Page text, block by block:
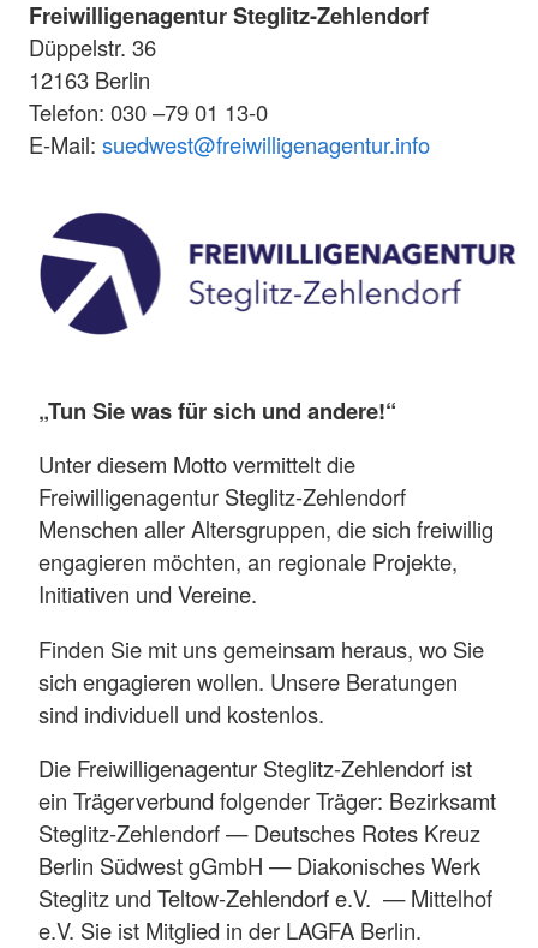
Freiwilligenagentur Steglitz-Zehlendorf
Düppelstr. 36
12163 Berlin
Telefon: 030 –79 01 13-0
E-Mail: suedwest@freiwilligenagentur.info
„Tun Sie was für sich und andere!“
Unter diesem Motto vermittelt die
Freiwilligenagentur Steglitz-Zehlendorf
Menschen aller Altersgruppen, die sich freiwillig
engagieren möchten, an regionale Projekte,
Initiativen und Vereine.
Finden Sie mit uns gemeinsam heraus, wo Sie
sich engagieren wollen. Unsere Beratungen
sind individuell und kostenlos.
Die Freiwilligenagentur Steglitz-Zehlendorf ist
ein Trägerverbund folgender Träger: Bezirksamt
Steglitz-Zehlendorf — Deutsches Rotes Kreuz
Berlin Südwest gGmbH — Diakonisches Werk
Steglitz und Teltow-Zehlendorf e.V. — Mittelhof
e.V. Sie ist Mitglied in der LAGFA Berlin.